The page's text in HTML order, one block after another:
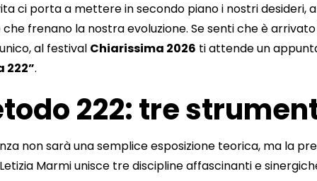
ci porta a mettere in secondo piano i nostri
che frenano la nostra evoluzione. Se senti che è
al festival Chiarissima 2026 ti attende un
222”.
222: tre
non sarà una semplice esposizione teorica, ma la
Marmi unisce tre discipline affascinanti e